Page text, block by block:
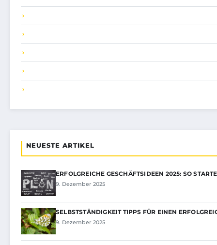
NEUESTE ARTIKEL
ERFOLGREICHE GESCHÄFTSIDEEN 2025: SO
9. Dezember 2025
SELBSTSTÄNDIGKEIT TIPPS FÜR EINEN
9. Dezember 2025